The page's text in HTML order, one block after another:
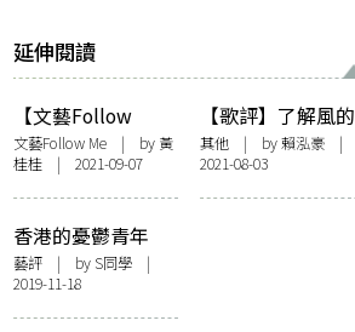
延伸閱讀
【文藝Follow
me】看畫「估歌
仔」廣東歌展覽
黃曉楓、Goodbye
Victoria：廣東歌
記錄香港人記憶
文藝Follow Me | by 黃
桂桂 | 2021-09-07
【歌評】了解風的
表狀，源自心的感
覺——談岑寧兒
〈風的形狀〉
其他| by賴泓豪|
2021-08-03
香港的憂鬱青年
──my little
airport音樂中的社
會意識
藝評 | by S同學 |
2019-11-18